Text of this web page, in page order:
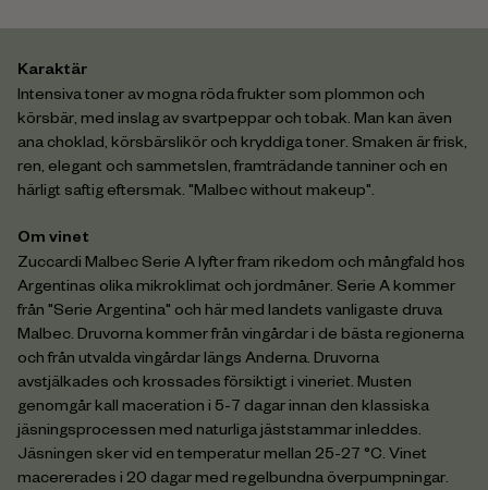
Karaktär
Intensiva toner av mogna röda frukter som plommon och
körsbär, med inslag av svartpeppar och tobak. Man kan även
ana choklad, körsbärslikör och kryddiga toner. Smaken är frisk,
ren, elegant och sammetslen, framträdande tanniner och en
härligt saftig eftersmak. "Malbec without makeup".
Om vinet
Zuccardi Malbec Serie A lyfter fram rikedom och mångfald hos
Argentinas olika mikroklimat och jordmåner. Serie A kommer
från "Serie Argentina" och här med landets vanligaste druva
Malbec. Druvorna kommer från vingårdar i de bästa regionerna
och från utvalda vingårdar längs Anderna. Druvorna
avstjälkades och krossades försiktigt i vineriet. Musten
genomgår kall maceration i 5-7 dagar innan den klassiska
jäsningsprocessen med naturliga jäststammar inleddes.
Jäsningen sker vid en temperatur mellan 25-27 °C. Vinet
macererades i 20 dagar med regelbundna överpumpningar.